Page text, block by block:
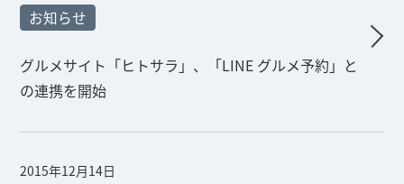
お知らせ
グルメサイト「ヒトサラ」、「LINE グルメ予約」と
の連携を開始
2015年12月14日